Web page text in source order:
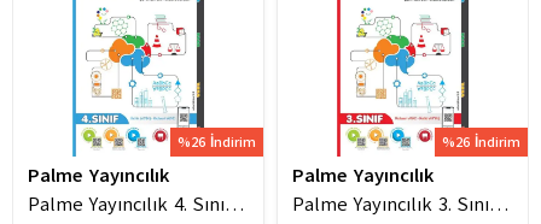
%26 İndirim
Palme Yayıncılık
Palme Yayıncılık 4. Sınıf
%26 İndirim
Palme Yayıncılık
Palme Yayıncılık 3. Sınıf